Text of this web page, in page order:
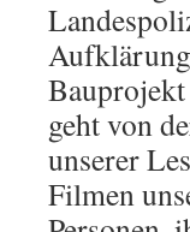
Bauprojekt
geht von
unserer
Filmen